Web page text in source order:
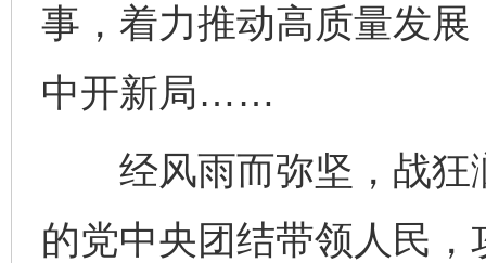
事，着力推动高质量发
中开新局……
经风雨而弥坚，战狂
的党中央团结带领人民